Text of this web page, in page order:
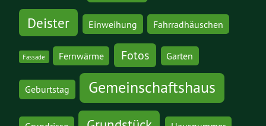
Deister Einweihung Fahrradhäuschen
Fassade Fernwärme Fotos Garten
Geburtstag Gemeinschaftshaus